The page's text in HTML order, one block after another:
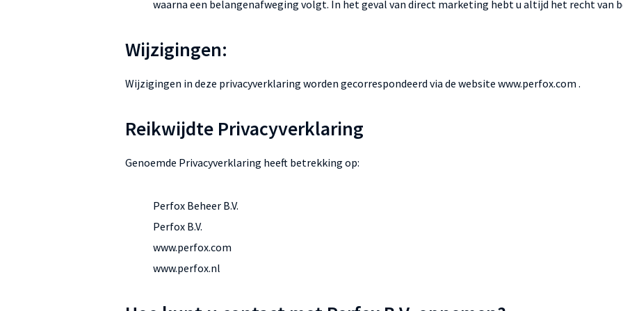
waarna een belangenafweging volgt. In het geval van direct marketing hebt u altijd het recht van
Wijzigingen:
Wijzigingen in deze privacyverklaring worden gecorrespondeerd via de website www.perfox.com .
Reikwijdte Privacyverklaring
Genoemde Privacyverklaring heeft betrekking op:
Perfox Beheer B.V.
Perfox B.V.
www.perfox.com
www.perfox.nl